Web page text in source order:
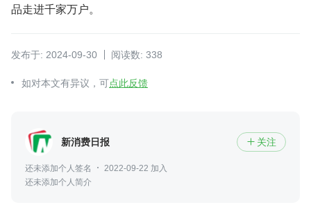
品走进千家万户。
发布于: 2024-09-30 阅读数: 338
如对本文有异议，可点此反馈
新消费日报  关注
还未添加个人签名
2022-09-22 加入
还未添加个人简介